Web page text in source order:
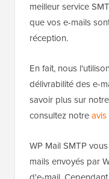
Enfin, n'oubliez
Enregistrer les
2. WP Mail SMTP
Un autre plugin
automatique est
meilleur service